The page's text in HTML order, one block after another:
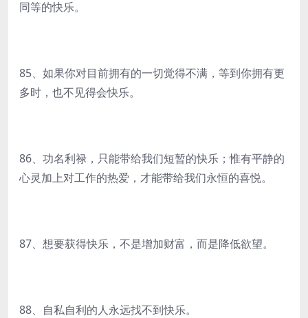
同等的快乐。
85、如果你对目前拥有的一切觉得不满，等到你拥有更
多时，也不见得会快乐。
86、功名利禄，只能带给我们短暂的快乐；惟有平静的
心灵加上对工作的热爱，才能带给我们永恒的喜悦。
87、想要获得快乐，不是增加财富，而是降低欲望。
88、自私自利的人永远找不到快乐。